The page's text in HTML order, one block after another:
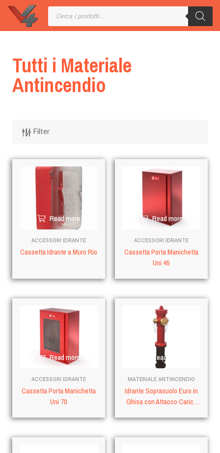
Tutti i Materiale
Antincendio
Filter
Read more
ACCESSORI IDRANTE
Cassetta Idrante a Muro Rio
Read more
ACCESSORI IDRANTE
Cassetta Porta Manichetta
Uni 45
Read more
ACCESSORI IDRANTE
Cassetta Porta Manichetta
Uni 70
Read more
MATERIALE ANTINCENDIO
Idrante Soprasuolo Euro in
Ghisa con Attacco Carico